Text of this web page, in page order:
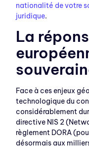
nationalité de votre
juridique.
La
Face à ces enjeux
technologique du
considérablement
directive NIS 2
règlement DORA
désormais aux